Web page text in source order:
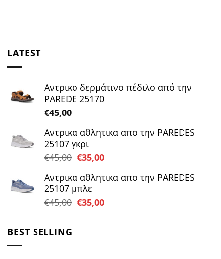
LATEST
Αντρικο δερμάτινο πέδιλο από την
PAREDE 25170
€45,00
Αντρικα αθλητικα απο την PAREDES
25107 γκρι
€45,00 Original
was:
€45,00.
€35,00Η
τιμή
€35,00.
Αντρικα αθλητικα απο την PAREDES
25107 μπλε
€45,00 Original
€35,00Η
BEST SELLING